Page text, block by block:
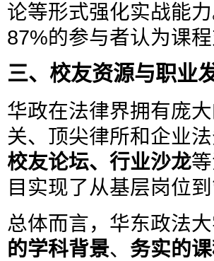
论等形式强化实战能
87%的参与者认为课
三、校友资源与职业
华政在法律界拥有庞
关、顶尖律所和企业
校友论坛、行业沙龙
目实现了从基层岗位
总体而言，华东政法
的学科背景、 务实的